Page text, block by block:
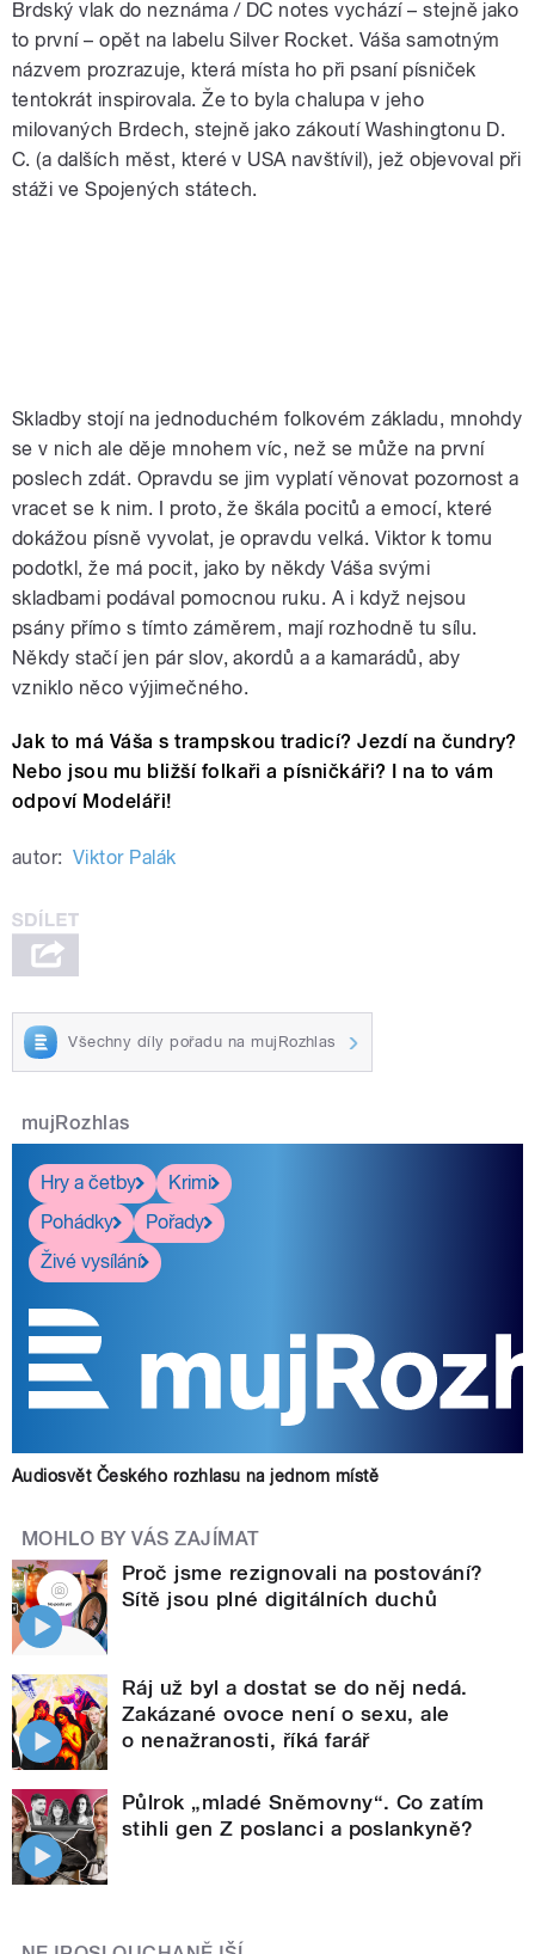
Brdský vlak do neznáma / DC notes vychází – stejně jako
to první – opět na labelu Silver Rocket. Váša samotným
názvem prozrazuje, která místa ho při psaní písniček
tentokrát inspirovala. Že to byla chalupa v jeho
milovaných Brdech, stejně jako zákoutí Washingtonu D.
C. (a dalších měst, které v USA navštívil), jež objevoval při
stáži ve Spojených státech.
Skladby stojí na jednoduchém folkovém základu, mnohdy
se v nich ale děje mnohem víc, než se může na první
poslech zdát. Opravdu se jim vyplatí věnovat pozornost a
vracet se k nim. I proto, že škála pocitů a emocí, které
dokážou písně vyvolat, je opravdu velká. Viktor k tomu
podotkl, že má pocit, jako by někdy Váša svými
skladbami podával pomocnou ruku. A i když nejsou
psány přímo s tímto záměrem, mají rozhodně tu sílu.
Někdy stačí jen pár slov, akordů a a kamarádů, aby
vzniklo něco výjimečného.
Jak to má Váša s trampskou tradicí? Jezdí na čundry?
Nebo jsou mu bližší folkaři a písničkáři? I na to vám
odpoví Modeláři!
autor: Viktor Palák
Všechny díly pořadu na mujRozhlas
mujRozhlas
Hry a četby
Krimi
Pohádky
Pořady
Živé vysílání
Audiosvět Českého rozhlasu na jednom místě
MOHLO BY VÁS ZAJÍMAT
Proč jsme rezignovali na postování?
Sítě jsou plné digitálních duchů
Ráj už byl a dostat se do něj nedá.
Zakázané ovoce není o sexu, ale
o nenažranosti, říká farář
Půlrok „mladé Sněmovny“. Co zatím
stihli gen Z poslanci a poslankyně?